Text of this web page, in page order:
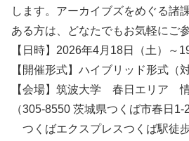
します。アーカイブズをめぐる諸
ある方は、どなたでもお気軽にご
【日時】2026年4月18日（土）～
【開催形式】ハイブリッド形式（
【会場】筑波大学 春日エリア
（305-8550 茨城県つくば市春日1-2
つくばエクスプレスつくば駅徒